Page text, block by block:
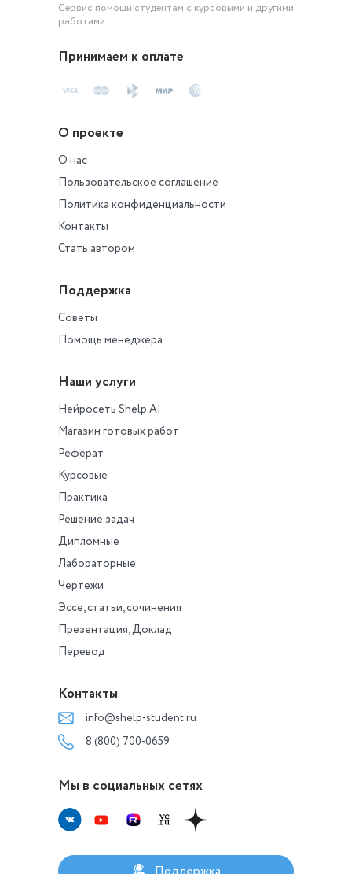
Сервис помощи студентам с курсовыми и другими
работами
Принимаем к оплате
О проекте
О нас
Пользовательское соглашение
Политика конфиденциальности
Контакты
Стать автором
Поддержка
Советы
Помощь менеджера
Наши услуги
Нейросеть Shelp AI
Магазин готовых работ
Реферат
Курсовые
Практика
Решение задач
Дипломные
Лабораторные
Чертежи
Эссе, статьи, сочинения
Презентация, Доклад
Перевод
Контакты
info@shelp-student.ru
8 (800) 700-0659
Мы в социальных сетях